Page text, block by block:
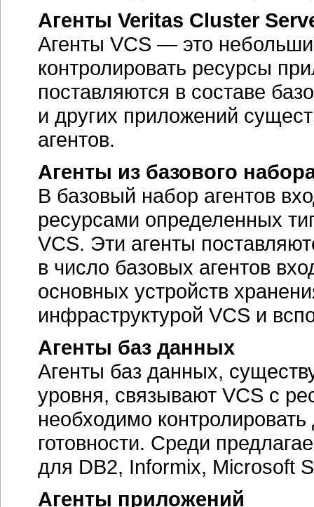
Агенты Veritas Cluster
Агенты VCS — это
контролировать ресурсы
поставляются в составе
и других приложений
агентов.
Агенты из базового
В базовый набор агентов
ресурсами определенных
VCS. Эти агенты
в число базовых агентов
основных устройств
инфраструктурой VCS и
Агенты баз данных
Агенты баз данных,
уровня, связывают VCS с
необходимо
готовности. Среди
для DB2, Informix, Microsoft
Агенты приложений